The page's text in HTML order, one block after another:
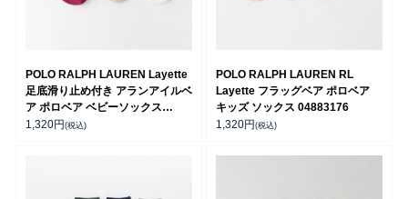
POLO RALPH LAUREN Layette
足底滑り止め付き アランアイルベ
ア ポロベア ベビーソックス
04883175
1,320円(税込)
POLO RALPH LAUREN RL
Layette フラッグベア ポロベア
キッズ ソックス 04883176
1,320円(税込)